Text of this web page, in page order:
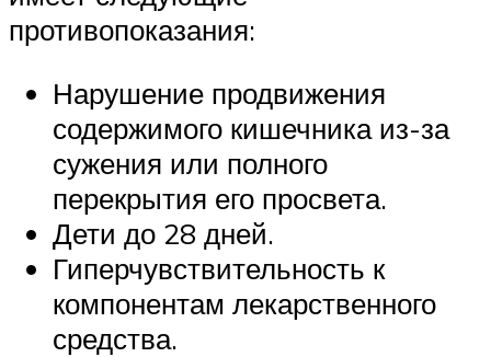
противопоказания:
Нарушение продвижения
содержимого кишечника из-за
сужения или полного
перекрытия его просвета.
Дети до 28 дней.
Гиперчувствительность к
компонентам лекарственного
средства.